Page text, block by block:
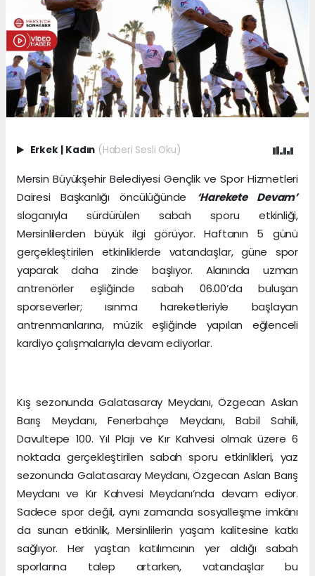
Erkek | Kadın (Haberi Sesli Oku)
Mersin Büyükşehir Belediyesi Gençlik ve Spor Hizmetleri
Dairesi Başkanlığı öncülüğünde
‘Harekete Devam’
sloganıyla sürdürülen sabah sporu etkinliği,
Mersinlilerden büyük ilgi görüyor. Haftanın 5 günü
gerçekleştirilen etkinliklerde vatandaşlar, güne spor
yaparak daha zinde başlıyor. Alanında uzman
antrenörler eşliğinde sabah 06.00’da buluşan
sporseverler; ısınma hareketleriyle başlayan
antrenmanlarına, müzik eşliğinde yapılan eğlenceli
kardiyo çalışmalarıyla devam ediyorlar.
Kış sezonunda Galatasaray Meydanı, Özgecan Aslan
Barış Meydanı, Fenerbahçe Meydanı, Babil Sahili,
Davultepe 100. Yıl Plajı ve Kır Kahvesi olmak üzere 6
noktada gerçekleştirilen sabah sporu etkinlikleri, yaz
sezonunda Galatasaray Meydanı, Özgecan Aslan Barış
Meydanı ve Kır Kahvesi Meydanı’nda devam ediyor.
Sadece spor değil, aynı zamanda sosyalleşme imkânı
da sunan etkinlik, Mersinlilerin yaşam kalitesine katkı
sağlıyor. Her yaştan katılımcının yer aldığı sabah
sporlarına talep artarken, vatandaşlar bu